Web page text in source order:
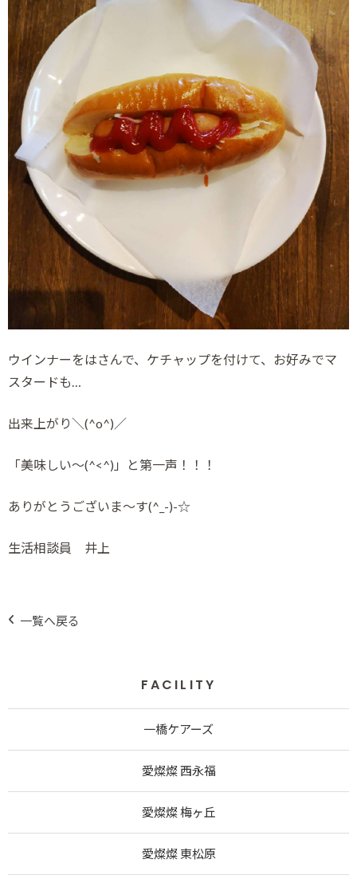
ウインナーをはさんで、ケチャップを付けて、お好みでマ
スタードも…
出来上がり＼(^o^)／
「美味しい～(^<^)」と第一声！！！
ありがとうございま～す(^_-)-☆
生活相談員 井上
一覧へ戻る
FACILITY
一橋ケアーズ
愛燦燦 西永福
愛燦燦 梅ヶ丘
愛燦燦 東松原